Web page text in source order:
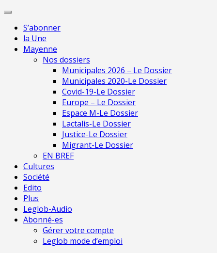
Skip
contentS’abonner
la Une
Mayenne
Nos dossiers
Municipales 2026 – Le Dossier
Municipales 2020-Le Dossier
Covid-19-Le Dossier
Europe – Le Dossier
Espace M-Le Dossier
Lactalis-Le Dossier
Justice-Le Dossier
Migrant-Le Dossier
EN BREF
Cultures
Société
Edito
Plus
Leglob-Audio
Abonné-es
Gérer votre compte
Leglob mode d’emploi
indépendante en
Mayenne